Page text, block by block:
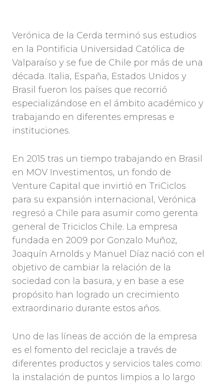
Verónica de la Cerda terminó sus estudios
en la Pontificia Universidad Católica de
Valparaíso y se fue de Chile por más de una
década. Italia, España, Estados Unidos y
Brasil fueron los países que recorrió
especializándose en el ámbito académico y
trabajando en diferentes empresas e
instituciones.
En 2015 tras un tiempo trabajando en Brasil
en MOV Investimentos, un fondo de
Venture Capital que invirtió en TriCiclos
para su expansión internacional, Verónica
regresó a Chile para asumir como gerenta
general de Triciclos Chile. La empresa
fundada en 2009 por Gonzalo Muñoz,
Joaquín Arnolds y Manuel Díaz nació con el
objetivo de cambiar la relación de la
sociedad con la basura, y en base a ese
propósito han logrado un crecimiento
extraordinario durante estos años.
Uno de las líneas de acción de la empresa
es el fomento del reciclaje a través de
diferentes productos y servicios tales como:
la instalación de puntos limpios a lo largo